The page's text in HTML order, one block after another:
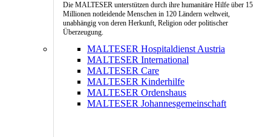
Die MALTESER unterstützen durch ihre humanitäre Hilfe über 15
Millionen notleidende Menschen in 120 Ländern weltweit,
unabhängig von deren Herkunft, Religion oder politischer
Überzeugung.
MALTESER Hospitaldienst Austria
MALTESER International
MALTESER Care
MALTESER Kinderhilfe
MALTESER Ordenshaus
MALTESER Johannesgemeinschaft